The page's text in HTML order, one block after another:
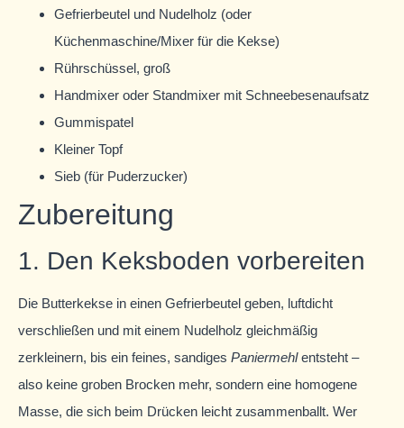
Gefrierbeutel und Nudelholz (oder
Küchenmaschine/Mixer für die Kekse)
Rührschüssel, groß
Handmixer oder Standmixer mit Schneebesenaufsatz
Gummispatel
Kleiner Topf
Sieb (für Puderzucker)
Zubereitung
1. Den Keksboden vorbereiten
Die Butterkekse in einen Gefrierbeutel geben, luftdicht
verschließen und mit einem Nudelholz gleichmäßig
zerkleinern, bis ein feines, sandiges Paniermehlentsteht –
also keine groben Brocken mehr, sondern eine homogene
Masse, die sich beim Drücken leicht zusammenballt. Wer